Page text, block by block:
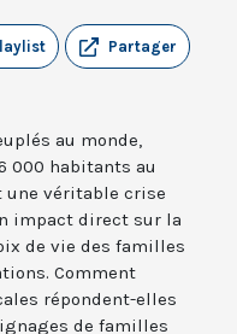
Partager
au monde,
000 habitants au
une véritable crise
impact direct sur la
de vie des familles
Comment
répondent-elles
de familles